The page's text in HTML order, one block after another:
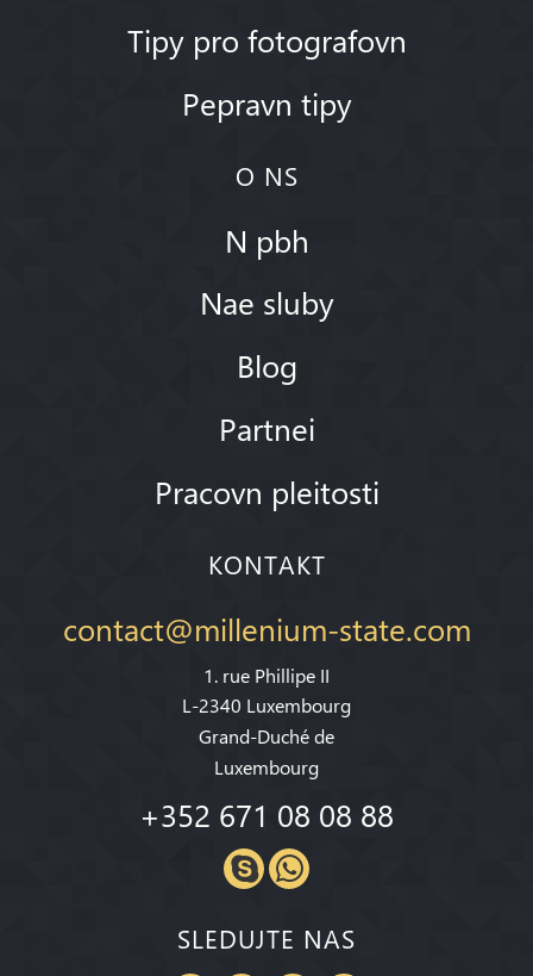
Tipy pro fotografovn
Pepravn tipy
O NS
N pbh
Nae sluby
Blog
Partnei
Pracovn pleitosti
KONTAKT
contact@millenium-state.com
1. rue Phillipe II
L-2340 Luxembourg
Grand-Duché de
Luxembourg
+352 671 08 08 88
SLEDUJTE NAS